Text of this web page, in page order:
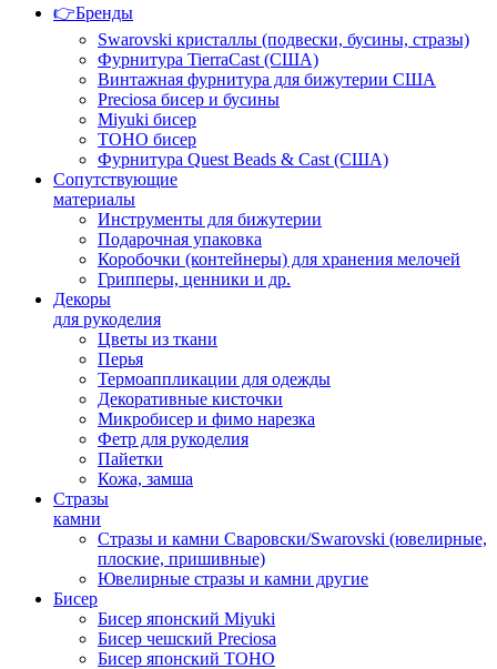
👉Бренды
Swarovski кристаллы (подвески, бусины, стразы)
Фурнитура TierraCast (США)
Винтажная фурнитура для бижутерии США
Preciosa бисер и бусины
Miyuki бисер
TOHO бисер
Фурнитура Quest Beads & Cast (США)
Сопутствующие
материалы
Инструменты для бижутерии
Подарочная упаковка
Коробочки (контейнеры) для хранения мелочей
Грипперы, ценники и др.
Декоры
для рукоделия
Цветы из ткани
Перья
Термоаппликации для одежды
Декоративные кисточки
Микробисер и фимо нарезка
Фетр для рукоделия
Пайетки
Кожа, замша
Стразы
камни
Стразы и камни Сваровски/Swarovski (ювелирные,
плоские, пришивные)
Ювелирные стразы и камни другие
Бисер
Бисер японский Miyuki
Бисер чешский Preciosa
Бисер японский TOHO